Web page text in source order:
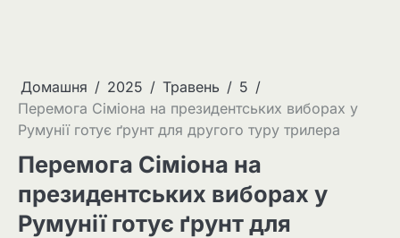
Домашня 2025 Травень
5
Перемога Сіміона на президентських виборах у
Румунії готує ґрунт для другого туру трилера
Перемога Сіміона на
президентських виборах у
Румунії готує ґрунт для